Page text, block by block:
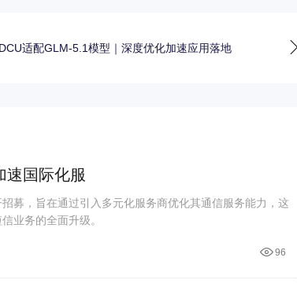
适配GLM-5.1模型｜深度优化加速应用落地
速国际化服
募，旨在通过引入多元化服务商优化其通信服务能力，这
业务的全面升级。
96